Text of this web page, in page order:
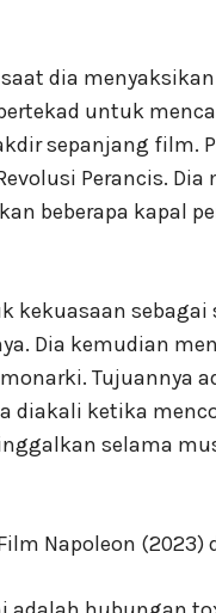
dia
untuk
sepanjang film.
Perancis.
beberapa kapal
kekuasaan
Dia kemudian
Tujuannya
diakali ketika
selama